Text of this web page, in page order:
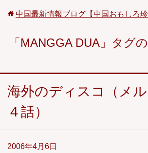
中国最新情報ブログ【中国おもしろ珍
「MANGGA DUA」タグ
海外のディスコ（メ
４話）
2006年4月6日